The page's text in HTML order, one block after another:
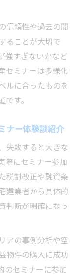
信頼性や過去の開
ることが大切で
強すぎないかなど
セミナーは多様化
ルに合ったものを
す。
ナー体験談紹介
失敗すると大きな
際にセミナー参加
税制改正や融資条
建業者から具体的
判断が明確になっ
アの事例分析や空
物件の購入に成功
のセミナーに参加